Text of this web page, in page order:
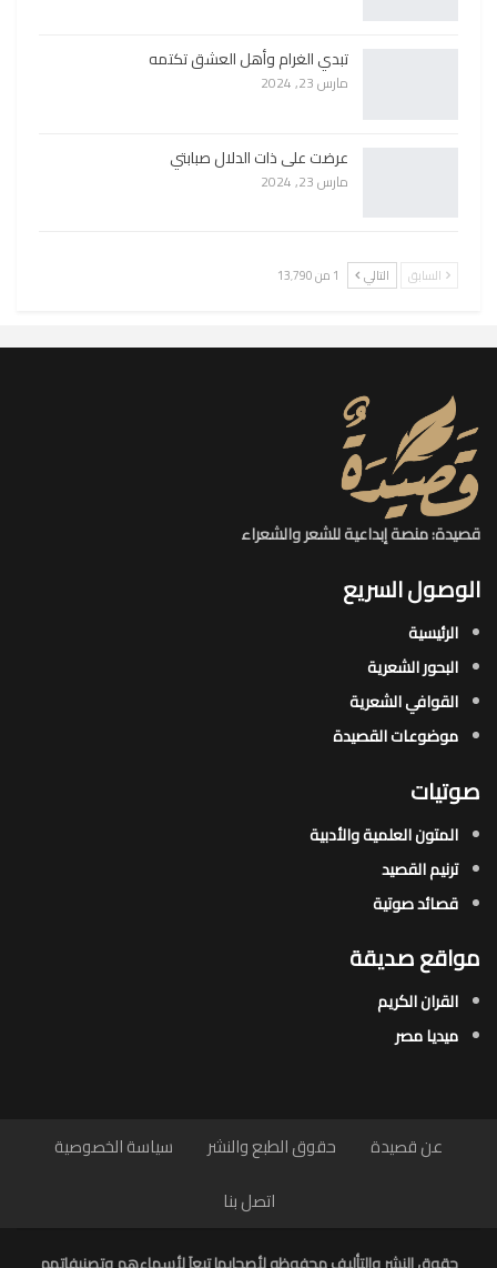
تبدي الغرام وأهل العشق تكتمه
مارس 23, 2024
عرضت على ذات الدلال صبابتي
مارس 23, 2024
السابق التالي 1 من 13٬790
قصيدة: منصة إبداعية للشعر والشعراء
الوصول السريع
الرئيسية
البحور الشعرية​
القوافي الشعرية​
موضوعات القصيدة​
صوتيات
المتون العلمية والأدبية
ترنيم القصيد
قصائد صوتية
مواقع صديقة
القران الكريم
ميديا مصر
عن قصيدة حقوق الطبع والنشر
سياسة الخصوصية
اتصل بنا